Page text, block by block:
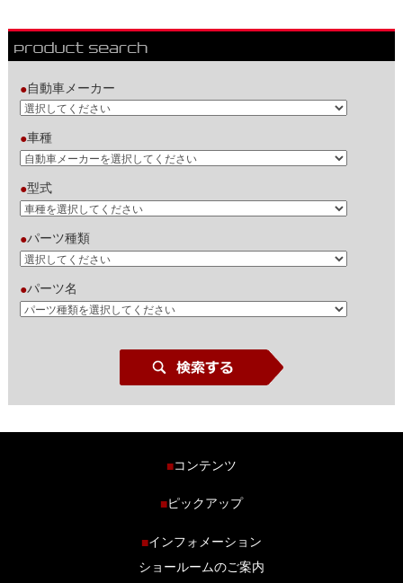
●自動車メーカー
●車種
●型式
●パーツ種類
●パーツ名
■コンテンツ
商品ラインナップ
ブログ
■ピックアップ
■インフォメーション
ショールームのご案内